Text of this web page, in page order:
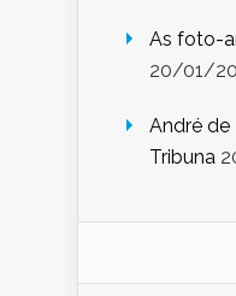
As foto-
20/01/
André de
Tribuna